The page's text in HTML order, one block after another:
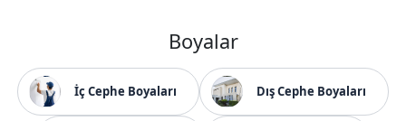
Boyalar
İç Cephe Boyaları Dış Cephe Boyaları